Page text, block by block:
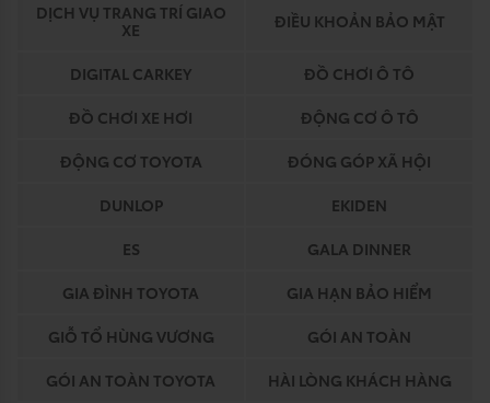
DỊCH VỤ TRANG TRÍ GIAO
XE
ĐIỀU KHOẢN BẢO MẬT
DIGITAL CARKEY
ĐỒ CHƠI Ô TÔ
ĐỒ CHƠI XE HƠI
ĐỘNG CƠ Ô TÔ
ĐỘNG CƠ TOYOTA
ĐÓNG GÓP XÃ HỘI
DUNLOP
EKIDEN
ES
GALA DINNER
GIA ĐÌNH TOYOTA
GIA HẠN BẢO HIỂM
GIỖ TỔ HÙNG VƯƠNG
GÓI AN TOÀN
GÓI AN TOÀN TOYOTA
HÀI LÒNG KHÁCH HÀNG